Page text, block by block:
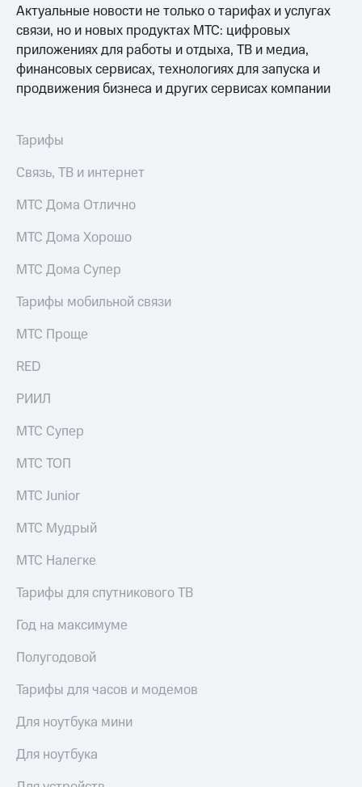
Описание
Программа
приобретения
Порядок
выкупа
акций
Описание
Еврооблигации-2023
Уведомление
о
именных
Другое
Регистратор
Контакты
этика
Актуальные новости не только о тарифах и услугах
связи, но и новых продуктах МТС: цифровых
приложениях для работы и отдыха, ТВ и медиа,
финансовых сервисах, технологиях для запуска и
продвижения бизнеса и других сервисах компании
Тарифы
Связь, ТВ и интернет
МТС Дома Отлично
МТС Дома Хорошо
МТС Дома Супер
Тарифы мобильной связи
МТС Проще
RED
РИИЛ
МТС Супер
МТС ТОП
МТС Junior
МТС Мудрый
МТС Налегке
Тарифы для спутникового ТВ
Год на максимуме
Полугодовой
Тарифы для часов и модемов
Для ноутбука мини
Для ноутбука